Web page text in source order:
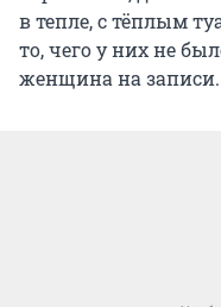
в тепле, с тёплым
то, чего у них не
женщина на записи.